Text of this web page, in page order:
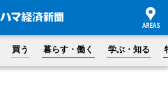
買う 暮らす・働く 学ぶ・知る